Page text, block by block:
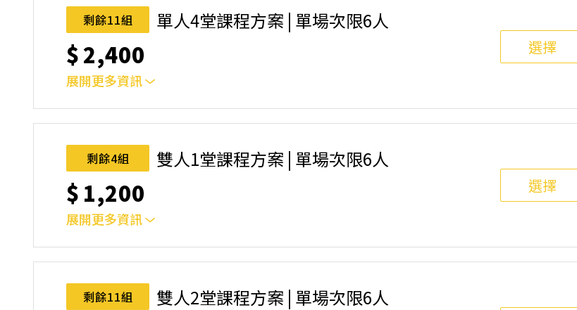
完成後，如因天候因素無法上課，僅提供課程延期選項，恕不退費，請參閱【報名與課程異動規則】。報
名後視為您已同意上述規則。
剩餘11組 單人4堂課程方案 | 單場次限6人
$2,400
展開更多資訊
選擇
｜單人報名方案說明｜本課程採4人開班，6人滿班制。歡迎邀請親友一同報名參加，一起精進匹克球基
完成後，如因天候因素無法上課，僅提供課程延期選項，恕不退費，請參閱【報名與課程異動規則】。報
名後視為您已同意上述規則。
剩餘4組 雙人1堂課程方案 | 單場次限6人
$ 1,200
展開更多資訊
選擇
｜雙人報名方案說明｜本課程採4人開班，6人滿班制。歡迎邀請親友一同報名參加，一起精進匹克球基
完成後，如因天候因素無法上課，僅提供課程延期選項，恕不退費，請參閱【報名與課程異動規則】。報
名後視為您已同意上述規則。
剩餘11組 雙人2堂課程方案 | 單場次限6人